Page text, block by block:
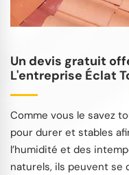
Un devis gratuit
L'entreprise Éclat
Comme vous le savez
pour durer et stables
l’humidité et des
naturels, ils peuvent